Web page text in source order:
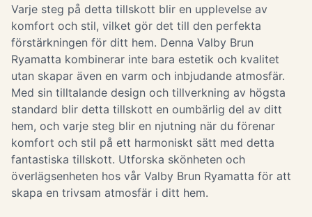
Varje steg på detta tillskott blir en upplevelse av
komfort och stil, vilket gör det till den perfekta
förstärkningen för ditt hem. Denna Valby Brun
Ryamatta kombinerar inte bara estetik och kvalitet
utan skapar även en varm och inbjudande atmosfär.
Med sin tilltalande design och tillverkning av högsta
standard blir detta tillskott en oumbärlig del av ditt
hem, och varje steg blir en njutning när du förenar
komfort och stil på ett harmoniskt sätt med detta
fantastiska tillskott. Utforska skönheten och
överlägsenheten hos vår Valby Brun Ryamatta för att
skapa en trivsam atmosfär i ditt hem.